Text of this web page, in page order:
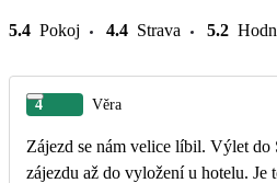
5.4 Pokoj 4.4 Strava 5.2
4 Věra
Zájezd se nám velice líbil. Výlet
zájezdu až do vyložení u hotelu. Je